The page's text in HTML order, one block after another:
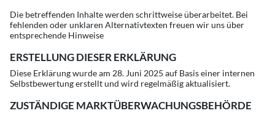
Die betreffenden Inhalte werden schrittweise überarbeitet. Bei
fehlenden oder unklaren Alternativtexten freuen wir uns über
entsprechende Hinweise
ERSTELLUNG DIESER ERKLÄRUNG
Diese Erklärung wurde am 28. Juni 2025 auf Basis einer internen
Selbstbewertung erstellt und wird regelmäßig aktualisiert.
ZUSTÄNDIGE MARKTÜBERWACHUNGSBEHÖRDE